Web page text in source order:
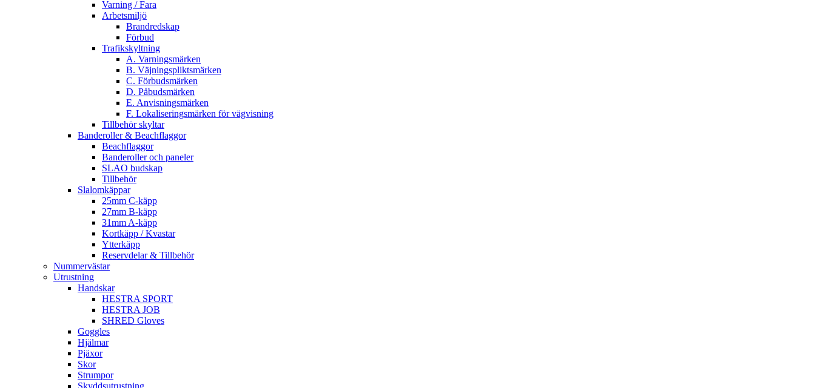
Varning / Fara
Arbetsmiljö
Brandredskap
Förbud
Trafikskyltning
A. Varningsmärken
B. Väjningspliktsmärken
C. Förbudsmärken
D. Påbudsmärken
E. Anvisningsmärken
F. Lokaliseringsmärken för vägvisning
Tillbehör skyltar
Banderoller & Beachflaggor
Beachflaggor
Banderoller och paneler
SLAO budskap
Tillbehör
Slalomkäppar
25mm C-käpp
27mm B-käpp
31mm A-käpp
Kortkäpp / Kvastar
Ytterkäpp
Reservdelar & Tillbehör
Nummervästar
Utrustning
Handskar
HESTRA SPORT
HESTRA JOB
SHRED Gloves
Goggles
Hjälmar
Pjäxor
Skor
Strumpor
Skyddsutrustning